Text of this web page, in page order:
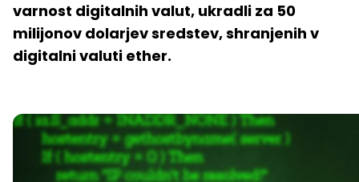
varnost digitalnih valut, ukradli za 50
milijonov dolarjev sredstev, shranjenih v
digitalni valuti ether.